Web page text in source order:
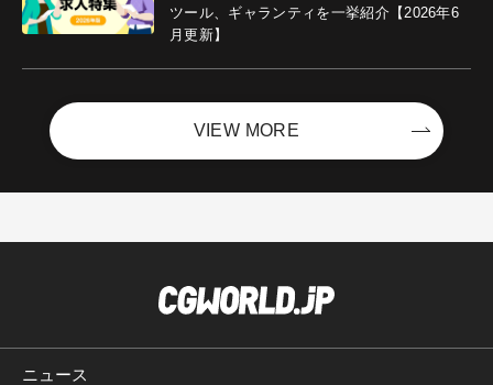
ツール、ギャランティを一挙紹介【2026年6
月更新】
VIEW MORE
ニュース